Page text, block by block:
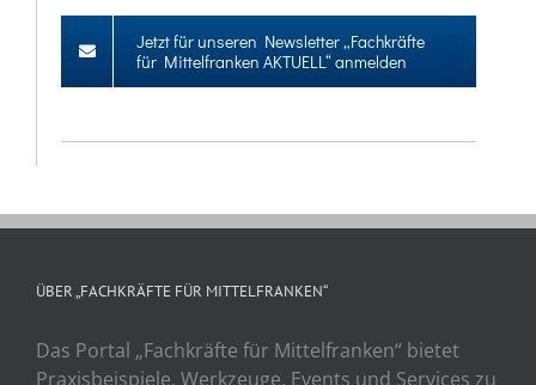
Jetzt für unseren Newsletter „Fachkräfte
für Mittelfranken AKTUELL“ anmelden
ÜBER „FACHKRÄFTE FÜR MITTELFRANKEN“
Das Portal „Fachkräfte für Mittelfranken“ bietet
Praxisbeispiele, Werkzeuge, Events und Services zu